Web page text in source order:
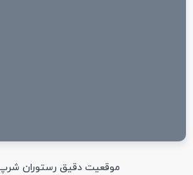
موقعیت دقیق رستوران